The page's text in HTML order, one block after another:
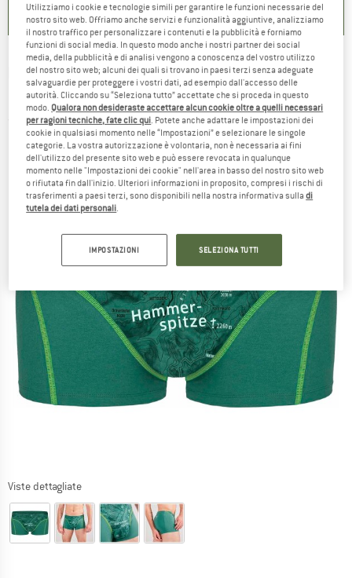
EIN SCHÖNER FLECK ERDE - Boxershorts
Hammerspitze - Mutande
(0)
Viste dettagliate
Utilizziamo i cookie e tecnologie simili per garantire le funzioni necessarie del
nostro sito web. Offriamo anche servizi e funzionalità aggiuntive, analizziamo
il nostro traffico per personalizzare i contenuti e la pubblicità e forniamo
funzioni di social media. In questo modo anche i nostri partner dei social
media, della pubblicità e di analisi vengono a conoscenza del vostro utilizzo
del nostro sito web; alcuni dei quali si trovano in paesi terzi senza adeguate
salvaguardie per proteggere i vostri dati, ad esempio dall'accesso delle
autorità. Cliccando su “Seleziona tutto” accettate che si proceda in questo
modo. Qualora non desideraste accettare alcun cookie oltre a quelli necessari
per ragioni tecniche, fate clic qui . Potete anche adattare le impostazioni dei
cookie in qualsiasi momento nelle “Impostazioni” e selezionare le singole
categorie. La vostra autorizzazione è volontaria, non è necessaria ai fini
dell'utilizzo del presente sito web e può essere revocata in qualunque
momento nelle "Impostazioni dei cookie" nell'area in basso del nostro sito web
o rifiutata fin dall'inizio. Ulteriori informazioni in proposito, compresi i rischi di
trasferimenti a paesi terzi, sono disponibili nella nostra informativa sulladi
tutela dei dati personali
IMPOSTAZIONI SELEZIONA TUTTI